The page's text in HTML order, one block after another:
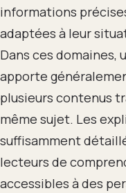
informations
adaptées à leur
Dans ces
apporte
plusieurs contenus
même sujet. Les
suffisamment
lecteurs de
accessibles à des